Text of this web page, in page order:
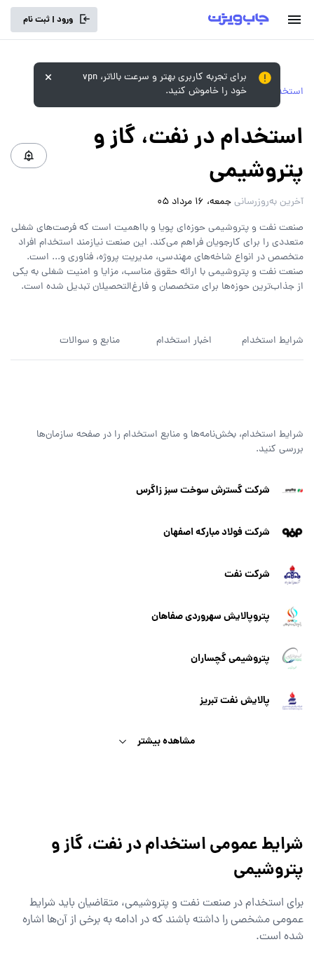
ورود | ثبت نام
استخدام‌های سراسری و دولتی
استخدام‌ در نفت، گاز و
پتروشیمی
آخرین به‌روزرسانیجمعه، 16 مرداد 05
صنعت نفت و پتروشیمی حوزه‌ای پویا و بااهمیت است که فرصت‌های شغلی
متعددی را برای کارجویان فراهم می‌کند. این صنعت نیازمند استخدام افراد
متخصص در انواع شاخه‌های مهندسی، مدیریت پروژه، فناوری و... است.
صنعت نفت و پتروشیمی با ارائه حقوق مناسب، مزایا و امنیت شغلی به یکی
از جذاب‌ترین حوزه‌ها برای متخصصان و فارغ‌التحصیلان تبدیل شده است.
شرایط استخدام اخبار استخدام منابع و سوالات
شرایط استخدام، بخش‌نامه‌ها و منابع استخدام را در صفحه سازمان‌ها
بررسی کنید.
شرکت گسترش سوخت سبز زاگرس
شرکت فولاد مبارکه اصفهان
شرکت نفت
پتروپالایش سهروردی صفاهان
پتروشیمی گچساران
پالایش نفت تبریز
مشاهده بیشتر
شرایط عمومی استخدام‌ در نفت، گاز و
پتروشیمی
برای استخدام در صنعت نفت و پتروشیمی، متقاضیان باید شرایط
عمومی مشخصی را داشته باشند که در ادامه به برخی از آن‌ها اشاره
شده است.
برای تجربه کاربری بهتر و سرعت بالاتر، vpn
خود را خاموش کنید.